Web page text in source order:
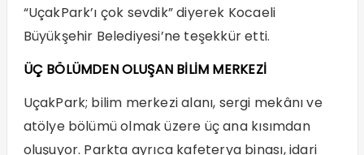
“UçakPark’ı çok sevdik” diyerek Kocaeli
Büyükşehir Belediyesi’ne teşekkür etti.
ÜÇ BÖLÜMDEN OLUŞAN BİLİM MERKEZİ
UçakPark; bilim merkezi alanı, sergi mekânı ve
atölye bölümü olmak üzere üç ana kısımdan
oluşuyor. Parkta ayrıca kafeterya binası, idari